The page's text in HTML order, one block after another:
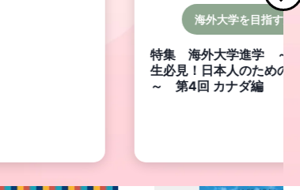
海外大学を目指す方
特集 海外大学進学 ～
生必見！日本人のための
～ 第4回 カナダ編